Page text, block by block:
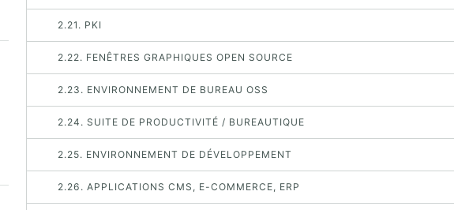
2.21. PKI
2.22. FENÊTRES GRAPHIQUES OPEN SOURCE
2.23. ENVIRONNEMENT DE BUREAU OSS
2.24. SUITE DE PRODUCTIVITÉ / BUREAUTIQUE
2.25. ENVIRONNEMENT DE DÉVELOPPEMENT
2.26. APPLICATIONS CMS, E-COMMERCE, ERP